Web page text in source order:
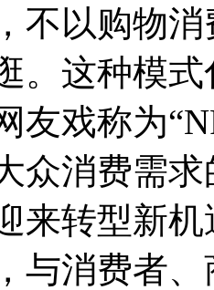
不以购物
。这种模
友戏称为
众消费需
来转型新
与消费者